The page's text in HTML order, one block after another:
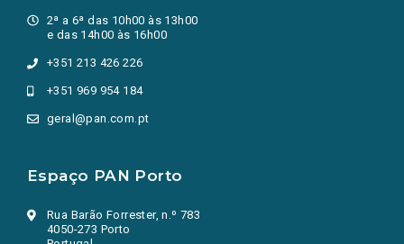
2ª a 6ª das 10h00 às 13h00
e das 14h00 às 16h00
+351 213 426 226
+351 969 954 184
geral@pan.com.pt
Espaço PAN Porto
Rua Barão Forrester, n.º 783
4050-273 Porto